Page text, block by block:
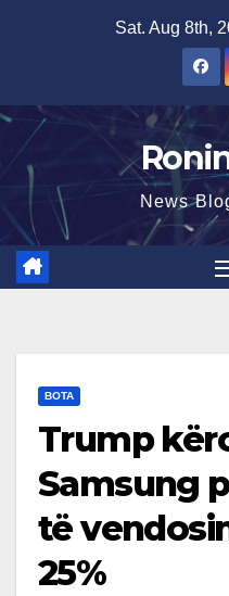
Sat. Aug 8th,
News
BOTA
Trump
Samsung
të
25%